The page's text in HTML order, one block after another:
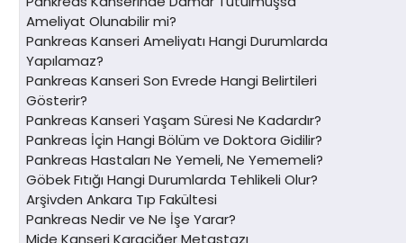
Ameliyat Olunabilir mi?
Pankreas Kanseri Ameliyatı Hangi Durumlarda
Yapılamaz?
Pankreas Kanseri Son Evrede Hangi Belirtileri
Gösterir?
Pankreas Kanseri Yaşam Süresi Ne Kadardır?
Pankreas İçin Hangi Bölüm ve Doktora Gidilir?
Pankreas Hastaları Ne Yemeli, Ne Yememeli?
Göbek Fıtığı Hangi Durumlarda Tehlikeli Olur?
Arşivden Ankara Tıp Fakültesi
Pankreas Nedir ve Ne İşe Yarar?